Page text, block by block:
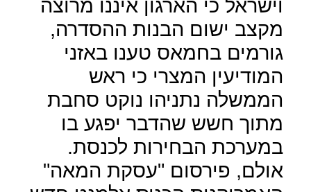
וישראל כי הארגון איננו מרוצה
מקצב ישום הבנות ההסדרה,
גורמים בחמאס טענו באזני
המודיעין המצרי כי ראש
הממשלה נתניהו נוקט סחבת
מתוך חשש שהדבר יפגע בו
במערכת הבחירות לכנסת.
אולם, פירסום "עסקת המאה"